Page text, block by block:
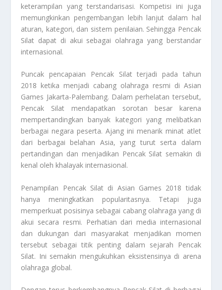
keterampilan yang terstandarisasi. Kompetisi ini juga
memungkinkan pengembangan lebih lanjut dalam hal
aturan, kategori, dan sistem penilaian. Sehingga Pencak
Silat dapat di akui sebagai olahraga yang berstandar
internasional.
Puncak pencapaian Pencak Silat terjadi pada tahun
2018 ketika menjadi cabang olahraga resmi di Asian
Games Jakarta-Palembang. Dalam perhelatan tersebut,
Pencak Silat mendapatkan sorotan besar karena
mempertandingkan banyak kategori yang melibatkan
berbagai negara peserta. Ajang ini menarik minat atlet
dari berbagai belahan Asia, yang turut serta dalam
pertandingan dan menjadikan Pencak Silat semakin di
kenal oleh khalayak internasional.
Penampilan Pencak Silat di Asian Games 2018 tidak
hanya meningkatkan popularitasnya. Tetapi juga
memperkuat posisinya sebagai cabang olahraga yang di
akui secara resmi. Perhatian dari media internasional
dan dukungan dari masyarakat menjadikan momen
tersebut sebagai titik penting dalam sejarah Pencak
Silat. Ini semakin mengukuhkan eksistensinya di arena
olahraga global.